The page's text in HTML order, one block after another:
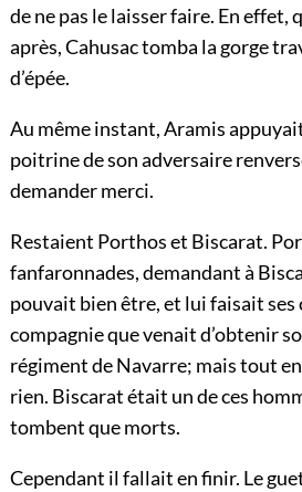
de ne pas le laisser faire. En effet,
après, Cahusac tomba la gorge
d’épée.
Au même instant, Aramis
poitrine de son adversaire
demander merci.
Restaient Porthos et Biscarat.
fanfaronnades, demandant à
pouvait bien être, et lui faisait
compagnie que venait d’obtenir
régiment de Navarre; mais tout
rien. Biscarat était un de ces
tombent que morts.
Cependant il fallait en finir. Le